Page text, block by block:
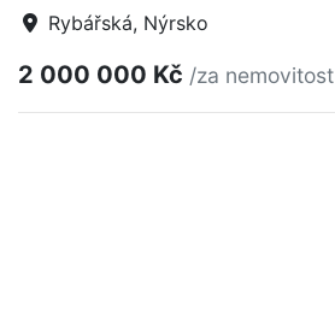
Rybářská, Nýrsko
2 000 000 Kč /za nemovitost